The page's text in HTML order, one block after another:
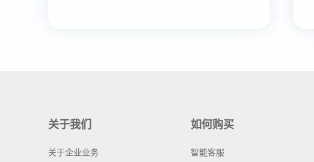
关于我们
关于企业业务
如何购买
智能客服